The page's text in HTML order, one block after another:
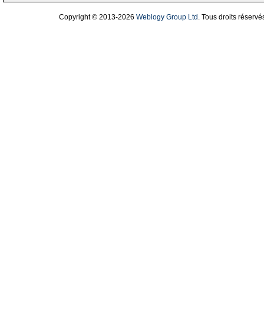
Copyright © 2013-2026 Weblogy Group Ltd . Tous droits